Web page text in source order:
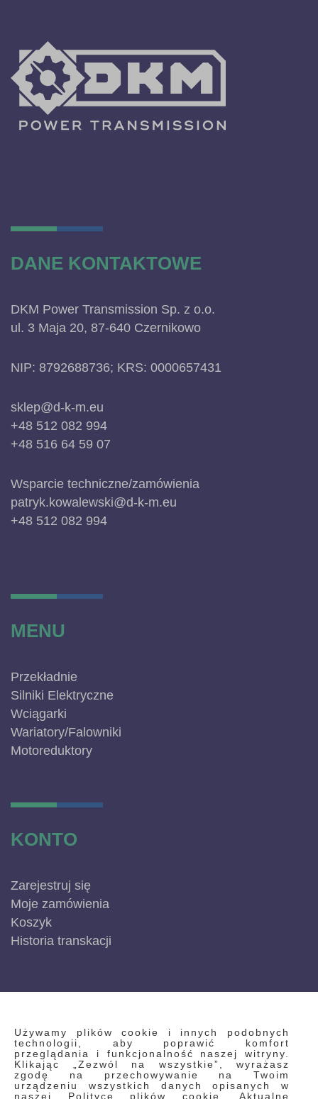
Używamy plików cookie i innych podobnych
technologii, aby poprawić komfort
przeglądania i funkcjonalność naszej witryny.
Klikając „Zezwól na wszystkie”, wyrażasz
zgodę na przechowywanie na Twoim
urządzeniu wszystkich danych opisanych w
naszej Polityce plików cookie. Aktualne
DANE KONTAKTOWE
DKM Power Transmission Sp. z o.o.
ul. 3 Maja 20, 87-640 Czernikowo
NIP: 8792688736; KRS: 0000657431
sklep@d-k-m.eu
+48 512 082 994
+48 516 64 59 07
Wsparcie techniczne/zamówienia
patryk.kowalewski@d-k-m.eu
+48 512 082 994
MENU
Przekładnie
Silniki Elektryczne
Wciągarki
Wariatory/Falowniki
Motoreduktory
KONTO
Zarejestruj się
Moje zamówienia
Koszyk
Historia transkacji
INFORMACJE
Regulamin
Polityka prywatności i pliki cookie